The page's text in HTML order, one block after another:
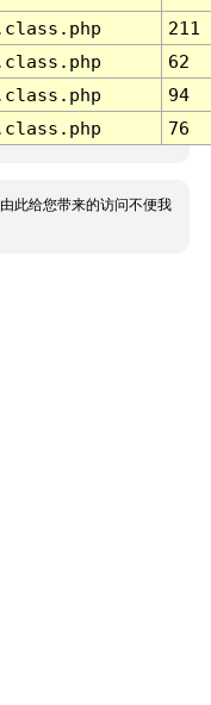
211
62
94
76
此给您带来的访问不便我